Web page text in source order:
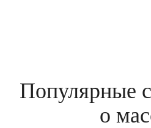
Популярные
о